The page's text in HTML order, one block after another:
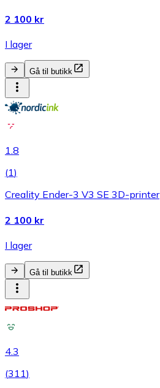
2 100 kr
I lager
Gå til butikk
1.8
(1)
Creality Ender-3 V3 SE 3D-printer
2 100 kr
I lager
Gå til butikk
4.3
(311)